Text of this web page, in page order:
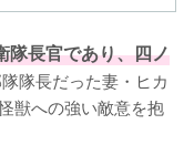
隊長官であり、四ノ
隊長だった妻・ヒカ
獣への強い敵意を抱